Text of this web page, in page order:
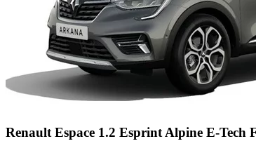
Renault Espace 1.2 Esprint Alpine E-Tech